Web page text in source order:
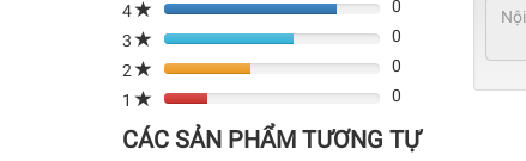
4
80%
Complete
(danger)
0
3
80%
Complete
(danger)
0
2
80%
Complete
0
1
80%
Complete
(danger)
0
CÁC SẢN PHẨM TƯƠNG TỰ